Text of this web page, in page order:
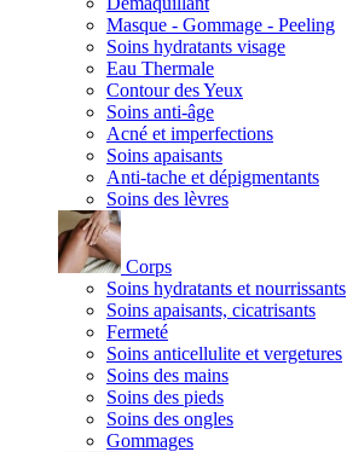
Masque - Gommage - Peeling
Soins hydratants visage
Eau Thermale
Contour des Yeux
Soins anti-âge
Acné et imperfections
Soins apaisants
Anti-tache et dépigmentants
Soins des lèvres
Corps
Soins hydratants et nourrissants
Soins apaisants, cicatrisants
Fermeté
Soins anticellulite et vergetures
Soins des mains
Soins des pieds
Soins des ongles
Gommages